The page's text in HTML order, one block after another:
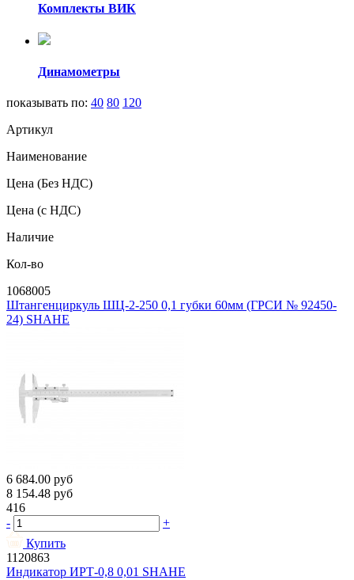
Комплекты ВИК
Динамометры
показывать по: 40 80 120
Артикул
Наименование
Цена (Без НДС)
Цена (с НДС)
Наличие
Кол-во
1068005
Штангенциркуль ШЦ-2-250 0,1 губки 60мм (ГРСИ № 92450-
24) SHAHE
6 684.00 руб
8 154.48 руб
416
-
+
Купить
1120863
Индикатор ИРТ-0,8 0,01 SHAHE